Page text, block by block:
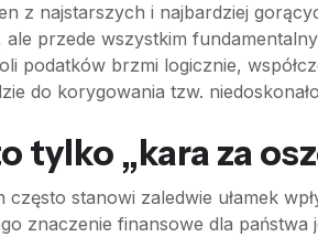
z najstarszych i najbardziej
przede wszystkim
podatków brzmi logicznie,
do korygowania tzw.
tylko „kara za
stanowi zaledwie ułamek
znaczenie finansowe dla